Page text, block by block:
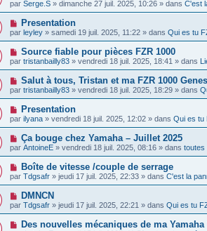
g
e
e
s
s
a
g
e
a
u
m
e
s
s
a
g
e
u
v
e
a
u
m
e
s
s
a
g
e
par Serge.S » dimanche 27 juil. 2025, 10:26 » dans C'est
N
o
u
v
e
a
u
m
e
s
s
a
g
e
Presentation
par leyley » samedi 19 juil. 2025, 11:22 » dans Qui es tu
N
o
u
v
e
a
u
m
e
s
s
a
g
e
Source fiable pour pièces FZR 1000
par tristanbailly83 » vendredi 18 juil. 2025, 18:41 » dans
N
o
u
v
e
a
u
m
e
s
s
a
g
e
Salut à tous, Tristan et ma FZR 1000
par tristanbailly83 » vendredi 18 juil. 2025, 18:29 » dans
N
o
u
e
a
u
m
e
s
s
a
g
e
Presentation
par ilyana » vendredi 18 juil. 2025, 12:02 » dans Qui es tu
N
o
u
v
e
a
u
m
e
s
s
a
Ça bouge chez Yamaha – Juillet 2025
par AntoineE » vendredi 18 juil. 2025, 08:16 » dans toutes
N
o
u
v
e
a
u
m
Boîte de vitesse /couple de serrage
par Tdgsafr » jeudi 17 juil. 2025, 22:33 » dans C'est la
N
o
u
v
e
DMNCN
par Tdgsafr » jeudi 17 juil. 2025, 22:21 » dans Qui es tu
NDes nouvelles mécaniques de ma